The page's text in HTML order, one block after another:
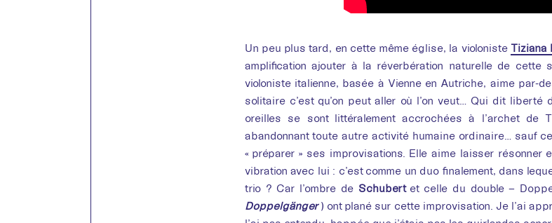
Un peu plus tard, en cette même église, la violoniste Tiziana
amplification ajouter à la réverbération naturelle de
violoniste italienne, basée à Vienne en Autriche, aime par-
solitaire c’est qu’on peut aller où l’on veut… Qui dit
oreilles se sont littéralement accrochées à l’archet de
abandonnant toute autre activité humaine ordinaire… sauf
« préparer » ses improvisations. Elle aime laisser résonner
vibration avec lui : c’est comme un duo finalement, dans
trio ? Car l’ombre de Schubert et celle du double –
Doppelgänger) ont plané sur cette improvisation. Je l’ai